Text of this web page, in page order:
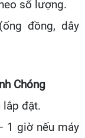
số lượng.
đồng, dây
Chóng
lắp đặt.
1 giờ nếu máy